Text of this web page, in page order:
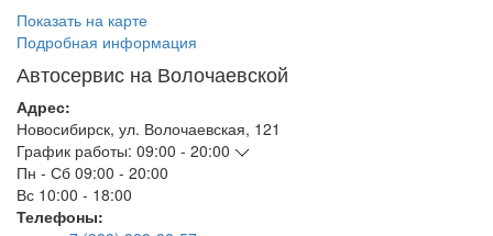
Показать на карте
Подробная информация
Автосервис на Волочаевской
Адрес:
Новосибирск, ул. Волочаевская, 121
График работы: 09:00 - 20:00
Пн - Сб 09:00 - 20:00
Вс 10:00 - 18:00
Телефоны: